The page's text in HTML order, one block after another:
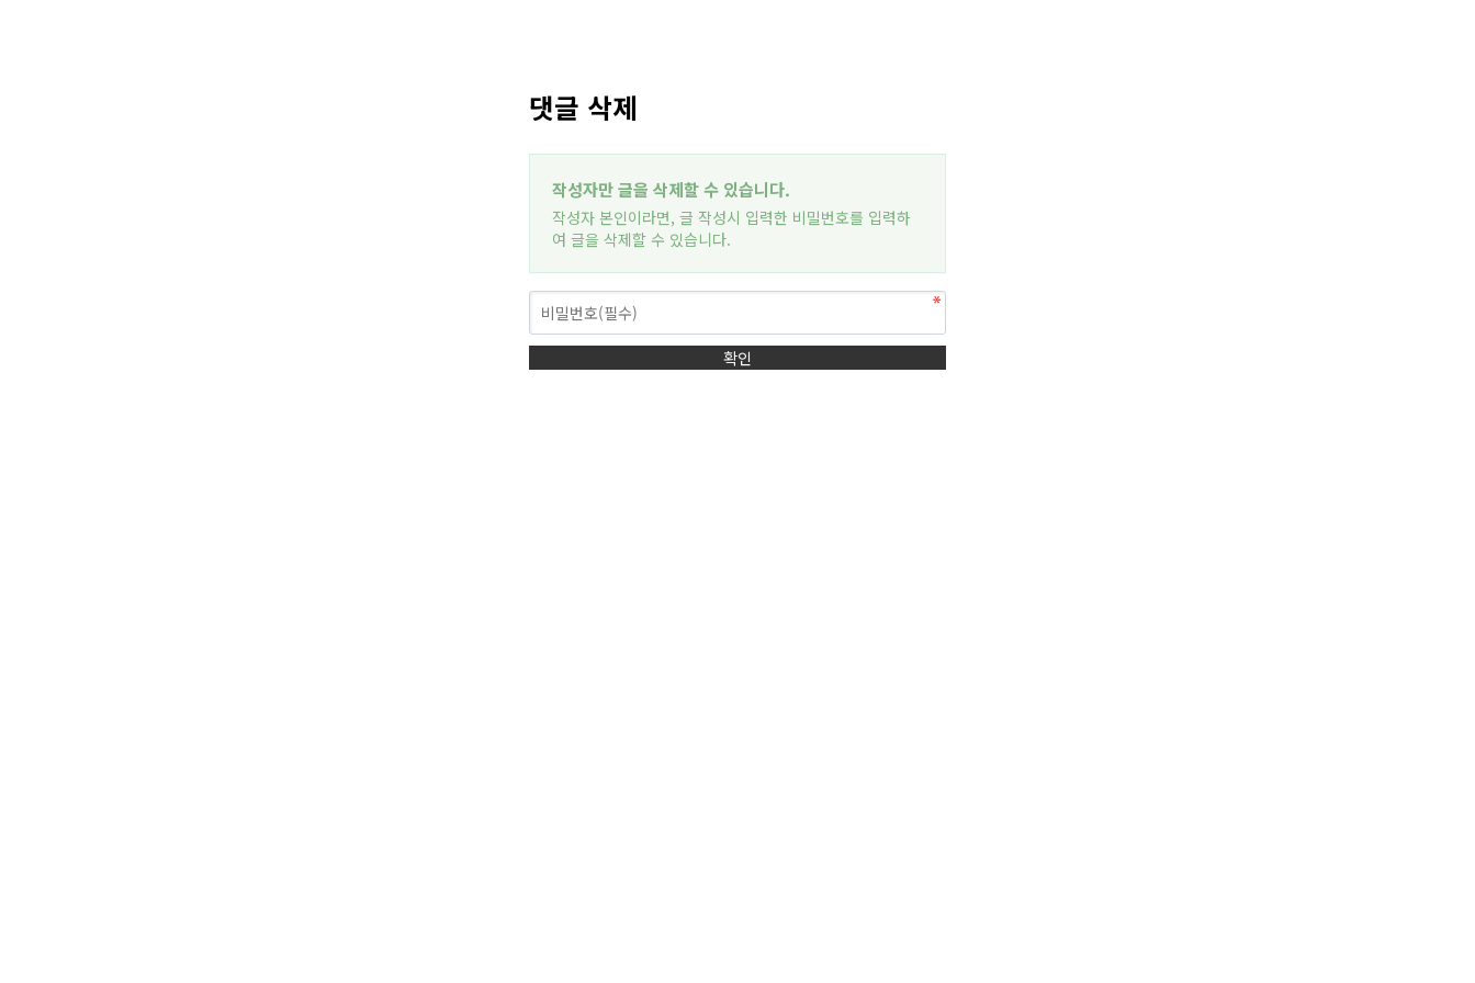
댓글 삭제
작성자만 글을 삭제할 수 있습니다.
작성자 본인이라면, 글 작성시 입력한 비밀번호를 입력하
여 글을 삭제할 수 있습니다.